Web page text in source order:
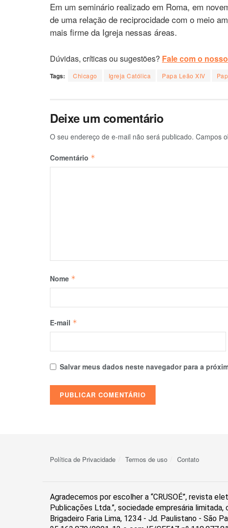
Em um seminário realizado em Roma, em
de uma relação de reciprocidade com o meio
mais firme da Igreja nessas áreas.
Dúvidas, críticas ou sugestões? Fale com o
Tags: Chicago Igreja Católica Papa Leão XIV
Deixe um comentário
O seu endereço de e-mail não será publicado. Campos
Comentário *
Nome *
E-mail *
Salvar meus dados neste navegador para a
Política de Privacidade Termos de uso Contato
Agradecemos por escolher a “CRUSOÉ”, revista
Publicações Ltda.”, sociedade empresária limitada,
Brigadeiro Faria Lima, 1234 - Jd. Paulistano - São